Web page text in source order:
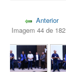
Anterior
Imagem 44 de 182